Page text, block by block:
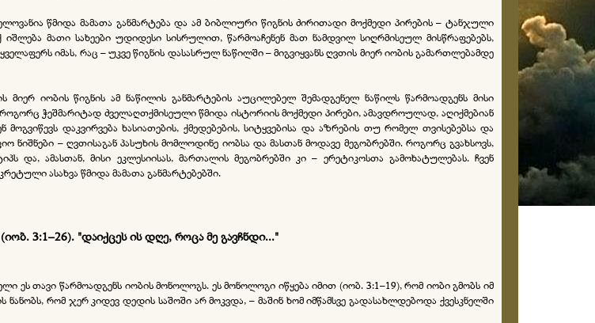
წმიდა მამათა განმარტება და ამ ბიბლიური წიგნის ძირითადი მოქმედი პირების – ტანჯული
მათი სახეები უდიდესი სისრულით, წარმოაჩენენ მათ ნამდვილ სიღრმისეულ მისწრაფებებს,
იმას, რაც – უკვე წიგნის დასასრულ ნაწილში – მიგვიყვანს ღვთის მიერ იობის გამართლებამდე
იობის წიგნის ამ ნაწილის განმარტების აუცილებელ შემადგენელ ნაწილს წარმოადგენს მისი
ჭეშმარიტად ძველაღთქმისეული წმიდა ისტორიის მოქმედი პირები, ამავდროულად, აღიქმებიან
დაკვირვება ხასიათების, ქმედებების, სიტყვებისა და აზრების თუ რომელ თვისებებსა და
ნიშნები – ღვთისაგან პასუხის მომლოდინე იობსა და მასთან მოდავე მეგობრებში. როგორც გვახსოვს,
ამასთან, მისი ეკლესიისას, მართალის მეგობრებში კი – ერეტიკოსთა გამოხატულებას. ჩვენ
ასახვა წმიდა მამათა განმარტებებში.
3:1–26). "დაიქცეს ის დღე, როცა მე გავჩნდი..."
ეს თავი წარმოადგენს იობის მონოლოგს. ეს მონოლოგი იწყება იმით (იობ. 3:1–19), რომ იობი გმობს იმ
ნანობს, რომ ჯერ კიდევ დედის საშოში არ მოკვდა, – მაშინ ხომ იმწამსვე გადასახლდებოდა ქვესკნელში